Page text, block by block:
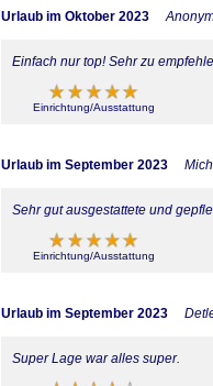
Urlaub im Oktober 2023
Einfach nur top! Sehr zu
Einrichtung/Ausstattung
Urlaub im September 2023
Sehr gut ausgestattete und
Einrichtung/Ausstattung
Urlaub im September 2023
Super Lage war alles super.